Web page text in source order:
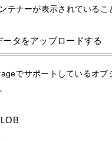
テナーが表示されているこ
ータをアップロードする
でサポートしているオブ